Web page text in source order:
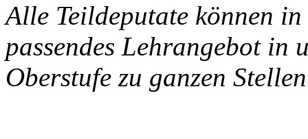
Alle Teildeputate können
passendes Lehrangebot in
Oberstufe zu ganzen